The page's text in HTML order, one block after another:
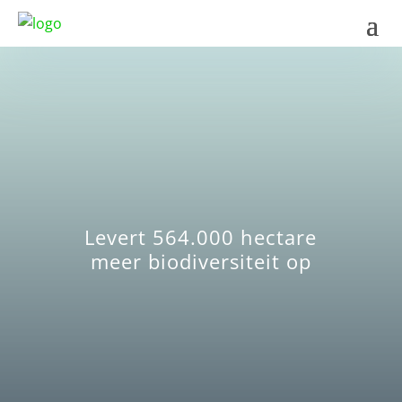
Levert 564.000 hectare
meer biodiversiteit op